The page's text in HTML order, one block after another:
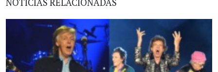
NOTICIAS RELACIONADAS